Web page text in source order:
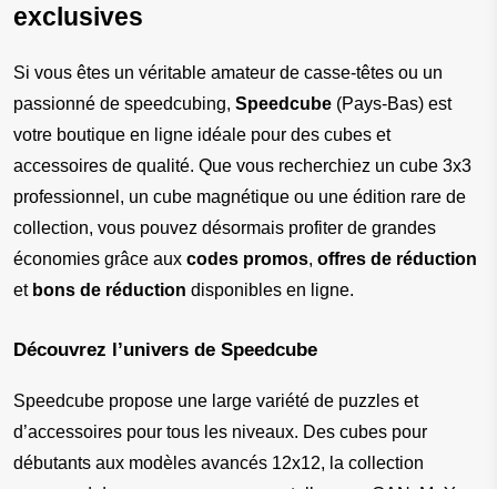
exclusives
Si vous êtes un véritable amateur de casse-têtes ou un
passionné de speedcubing, Speedcube (Pays-Bas) est
votre boutique en ligne idéale pour des cubes et
accessoires de qualité. Que vous recherchiez un cube 3x3
professionnel, un cube magnétique ou une édition rare de
collection, vous pouvez désormais profiter de grandes
économies grâce aux codes promos, offres de réduction
et bons de réduction disponibles en ligne.
Découvrez l’univers de Speedcube
Speedcube propose une large variété de puzzles et
d’accessoires pour tous les niveaux. Des cubes pour
débutants aux modèles avancés 12x12, la collection